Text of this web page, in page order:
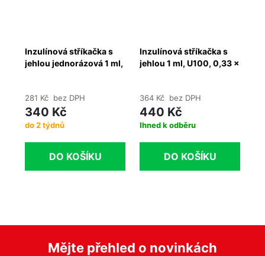
Inzulínová stříkačka s
jehlou jednorázová 1 ml,
281 Kč bez DPH
340 Kč
do 2 týdnů
DO KOŠÍKU
Inzulínová stříkačka s
jehlou 1 ml, U100, 0,33 x
364 Kč bez DPH
440 Kč
Ihned k odběru
DO KOŠÍKU
Mějte přehled o novinkách